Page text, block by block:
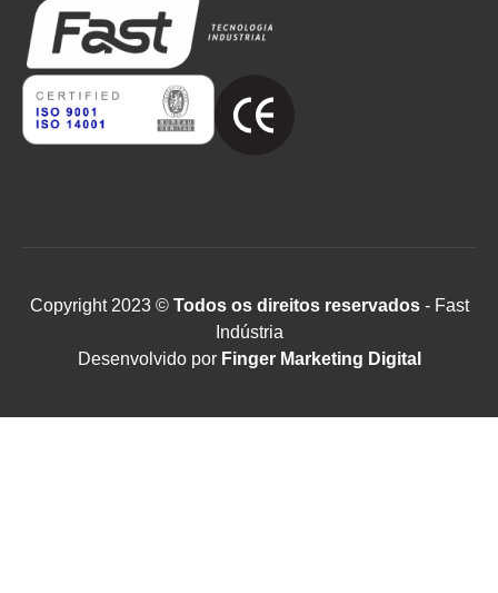
Copyright 2023 ©Todos os direitos reservados- Fast
Indústria
Desenvolvido por Finger Marketing Digital